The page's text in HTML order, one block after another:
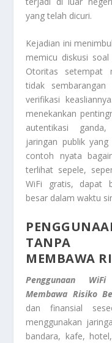
yang telah dicuri.
Kejadian ini
memicu diskusi
Otoritas setempat
tidak
verifikasi
menekankan
autentikasi
jaringan publik
contoh nyata
terlihat sepele,
WiFi gratis, dapat
besar dalam waktu
TANPA
MEMBAWA
Penggunaan
Membawa Risiko
dan finansial
menggunakan
bandara, kafe,